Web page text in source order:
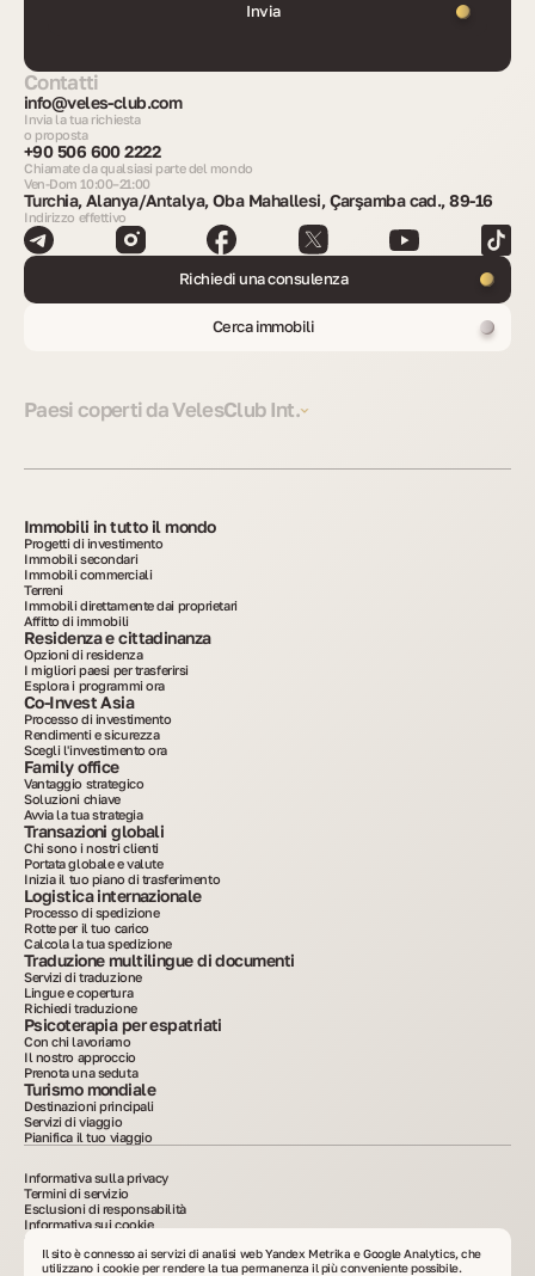
Invia
Contatti
info@veles-club.com
Invia la tua richiesta
o proposta
+90 506 600 2222
Chiamate da qualsiasi parte del mondo
Ven-Dom 10:00–21:00
Turchia, Alanya/Antalya, Oba Mahallesi, Çarşamba cad., 89-16
Indirizzo effettivo
Richiedi una consulenza
Cerca immobili
Paesi coperti da VelesClub Int.
Immobili in tutto il mondo
Progetti di investimento
Immobili secondari
Immobili commerciali
Terreni
Immobili direttamente dai proprietari
Affitto di immobili
Residenza e cittadinanza
Opzioni di residenza
I migliori paesi per trasferirsi
Esplora i programmi ora
Co-Invest Asia
Processo di investimento
Rendimenti e sicurezza
Scegli l'investimento ora
Family office
Vantaggio strategico
Soluzioni chiave
Avvia la tua strategia
Transazioni globali
Chi sono i nostri clienti
Portata globale e valute
Inizia il tuo piano di trasferimento
Logistica internazionale
Processo di spedizione
Rotte per il tuo carico
Calcola la tua spedizione
Traduzione multilingue di documenti
Servizi di traduzione
Lingue e copertura
Richiedi traduzione
Psicoterapia per espatriati
Con chi lavoriamo
Il nostro approccio
Prenota una seduta
Turismo mondiale
Destinazioni principali
Servizi di viaggio
Pianifica il tuo viaggio
informativo e non costituiscono pubblicità né offerta al pubblico. È vietata la copia dei
materiali senza consenso scritto. VelesClub Int.
Informativa sulla privacy
Termini di servizio
Esclusioni di responsabilità
Informativa sui cookie
Il sito è connesso ai servizi di analisi web Yandex Metrika e Google Analytics, che
utilizzano i cookie per rendere la tua permanenza il più conveniente possibile.